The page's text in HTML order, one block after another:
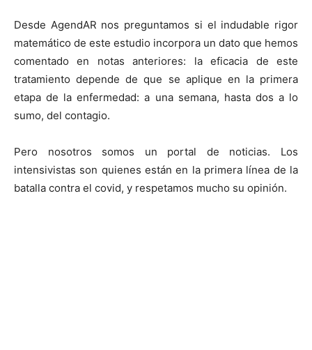
Desde AgendAR nos preguntamos si el indudable rigor
matemático de este estudio incorpora un dato que hemos
comentado en notas anteriores: la eficacia de este
tratamiento depende de que se aplique en la primera
etapa de la enfermedad: a una semana, hasta dos a lo
sumo, del contagio.
Pero nosotros somos un portal de noticias. Los
intensivistas son quienes están en la primera línea de la
batalla contra el covid, y respetamos mucho su opinión.